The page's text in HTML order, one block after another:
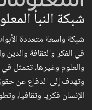
شبكة النبأ
شبكة واسعة متعددة
في الفكر والثقافة والدين
والعلوم وغيرها، تتمثل
وتهدف إلى الدفاع عن
الإنسان فكريا وثقافيا،